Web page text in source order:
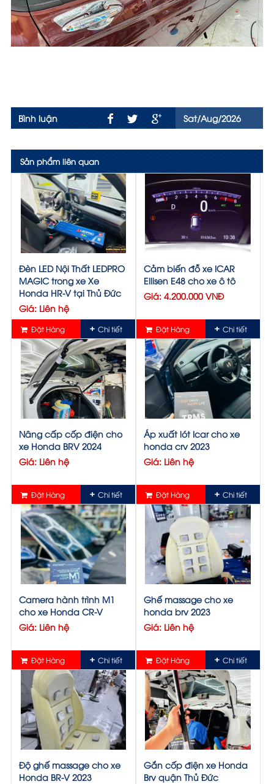
Bình luận Sat/Aug/2026
Sản phẩm liên quan
Đèn LED Nội Thất LEDPRO
MAGIC trong xe Xe
Honda HR-V tại Thủ Đức
Giá: Liên hệ
Đặt Hàng Chi tiết
Cảm biến đỗ xe ICAR
Ellisen E48 cho xe ô tô
Giá: 4.200.000 VNĐ
Đặt Hàng Chi tiết
Nâng cấp cốp điện cho
xe Honda BRV 2024
Giá: Liên hệ
Đặt Hàng Chi tiết
Áp xuất lót Icar cho xe
honda crv 2023
Giá: Liên hệ
Đặt Hàng Chi tiết
Camera hành trình M1
cho xe Honda CR-V
Giá: Liên hệ
Đặt Hàng Chi tiết
Ghế massage cho xe
honda brv 2023
Giá: Liên hệ
Đặt Hàng Chi tiết
Độ ghế massage cho xe
Honda BR-V 2023
Gắn cốp điện xe Honda
Brv quận Thủ Đức